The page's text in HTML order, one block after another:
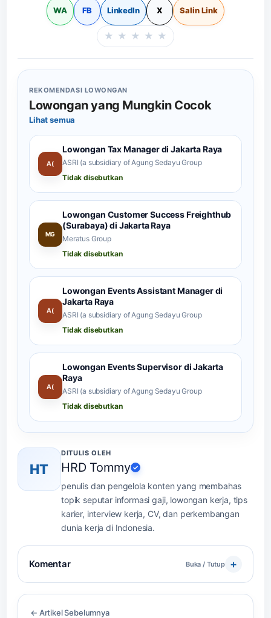
WA FB LinkedIn X Salin Link
Beri rating halaman
★ ★ ★ ★ ★
REKOMENDASI LOWONGAN
Lowongan yang Mungkin Cocok
Lihat semua
A(
Lowongan Tax Manager di Jakarta Raya
ASRI (a subsidiary of Agung Sedayu Group
Tidak disebutkan
MG
Lowongan Customer Success Freighthub
(Surabaya) di Jakarta Raya
Meratus Group
Tidak disebutkan
A(
Lowongan Events Assistant Manager di
Jakarta Raya
ASRI (a subsidiary of Agung Sedayu Group
Tidak disebutkan
A(
Lowongan Events Supervisor di Jakarta
Raya
ASRI (a subsidiary of Agung Sedayu Group
Tidak disebutkan
HT
DITULIS OLEH
HRD Tommy ✓
penulis dan pengelola konten yang membahas
topik seputar informasi gaji, lowongan kerja, tips
karier, interview kerja, CV, dan perkembangan
dunia kerja di Indonesia.
Komentar Buka / Tutup
← Artikel Sebelumnya